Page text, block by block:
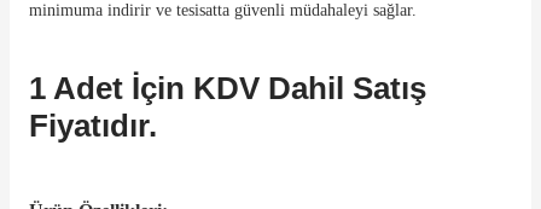
minimuma indirir ve tesisatta güvenli müdahaleyi sağlar.
1 Adet İçin KDV Dahil Satış
Fiyatıdır.